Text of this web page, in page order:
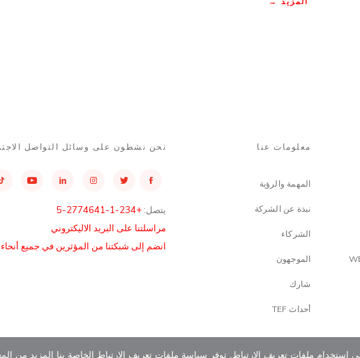
نحن نشطون على وسائل التواصل
يتصل: +234-1-2774641-5
مراسلتنا على البريد الاليكتروني
انضم إلى شبكتنا من المؤثرين في جميع أنحاء
معلومات عنا
المهمة والرؤية
نبذة عن الشركة
الشركاء
الموجهون
شارك
أحداث TEF
استخدام ملفات تعريف الارتباط. توفر سياسة ملفات تعريف الارتباط الخاصة بنا المزيد من